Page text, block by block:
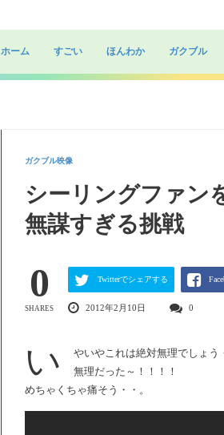
to
ホーム すごい ほんわか ガクブル
ガクブル映像
シーリングファン
無謀すぎる挑戦
0
SHARES
Twitterでシェアする
2012年2月10日 0
い
やいやこれは絶対無理でしょう
無理だった～！！！！
めちゃくちゃ痛そう・・。